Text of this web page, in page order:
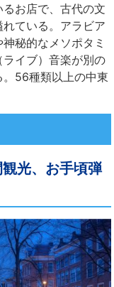
お店で、古代の文
ている。アラビア
秘的なメソポタミ
イブ）音楽が別の
56種類以上の中東
光、お手頃弾